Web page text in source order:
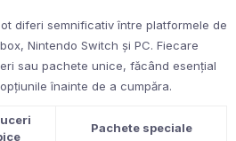
diferi semnificativ între platformele de
Nintendo Switch și PC. Fiecare
sau pachete unice, făcând esențial
înainte de a cumpăra.
Pachete speciale